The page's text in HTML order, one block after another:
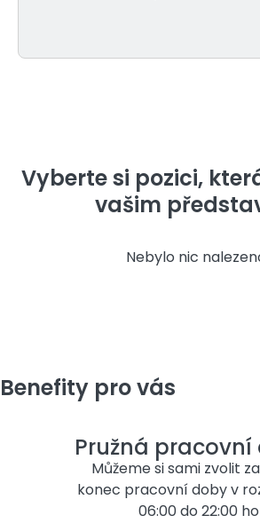
Vyberte si pozici,
vašim
Nebylo nic
Benefity pro vás
Pružná
Můžeme si sami zvolit
konec pracovní doby v
06:00 do 22:00 ho